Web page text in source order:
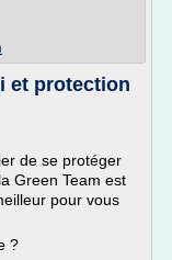
et protection
de se protéger
Green Team est
pour vous
?